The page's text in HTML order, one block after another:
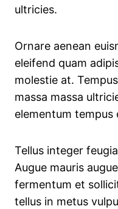
ultricies.
Ornare aenean
eleifend quam
molestie at.
massa massa
elementum tempus
Tellus integer
Augue mauris
fermentum et
tellus in metus